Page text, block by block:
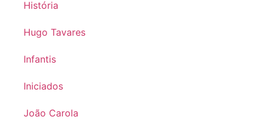
História
Hugo Tavares
Infantis
Iniciados
João Carola